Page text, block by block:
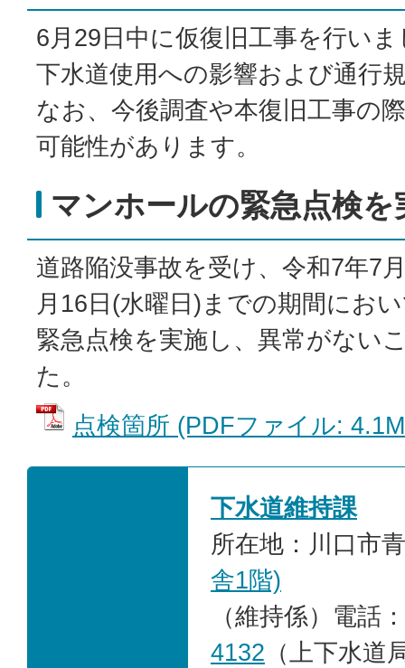
6月29日中に仮復旧工事を行い
下水道使用への影響および通行
なお、今後調査や本復旧工事の
可能性があります。
マンホールの緊急点検
道路陥没事故を受け、令和7年7
月16日(水曜日)までの期間にお
緊急点検を実施し、異常がない
た。
点検箇所 (PDFファイル:
下水道維持課
所在地：川口市
舎1階)
（維持係）電話：
4132 （上下水道